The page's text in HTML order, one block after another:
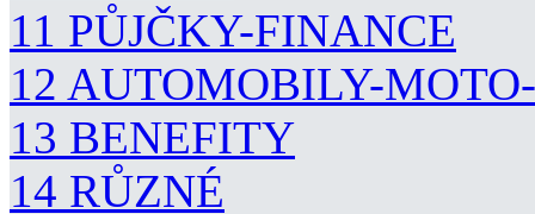
11 PŮJČKY-FINANCE
12 AUTOMOBILY-
13 BENEFITY
14 RŮZNÉ